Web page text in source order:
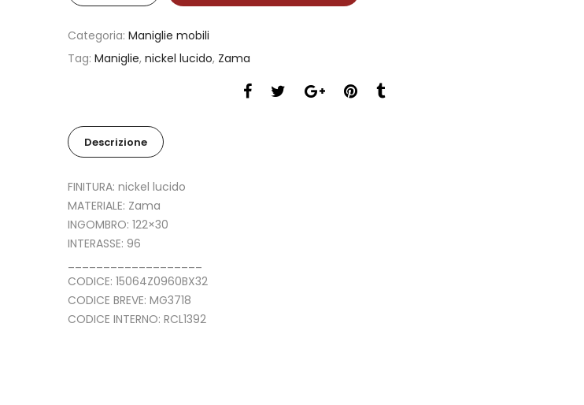
Categoria: Maniglie mobili
Tag: Maniglie, nickel lucido, Zama
Descrizione
FINITURA: nickel lucido
MATERIALE: Zama
INGOMBRO: 122×30
INTERASSE: 96
CODICE: 15064Z0960BX32
CODICE BREVE: MG3718
CODICE INTERNO: RCL1392